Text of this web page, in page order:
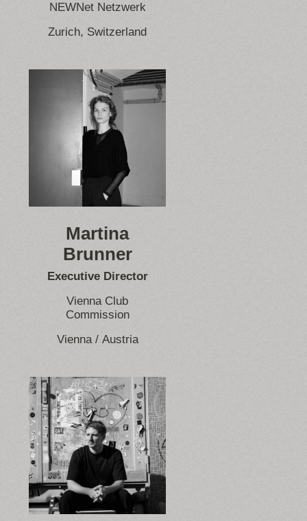
NEWNet Netzwerk
Zurich, Switzerland
Martina
Brunner
Executive Director
Vienna Club
Commission
Vienna / Austria